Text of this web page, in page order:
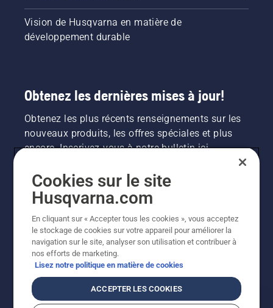
Vision de Husqvarna en matière de
développement durable
Obtenez les dernières mises à jour!
Obtenez les plus récents renseignements sur les
nouveaux produits, les offres spéciales et plus
encore. Inscrivez-vous à notre bulletin ici.
INSCRIPTION À LA NEWSLETTER
Cookies sur le site
Husqvarna.com
En cliquant sur « Accepter tous les cookies », vous acceptez
le stockage de cookies sur votre appareil pour améliorer la
navigation sur le site, analyser son utilisation et contribuer à
nos efforts de marketing.
Lisez notre politique en matière de cookies
ACCEPTER LES COOKIES